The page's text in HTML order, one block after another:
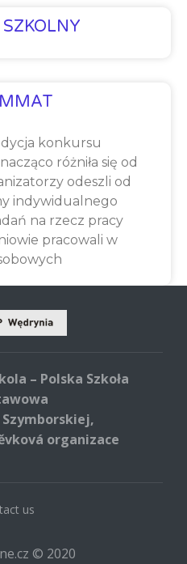
konkursu
różniła się od
odeszli od
indywidualnego
na rzecz pracy
pracowali w
– Polska Szkoła
Szymborskiej,
organizace
us
© 2020